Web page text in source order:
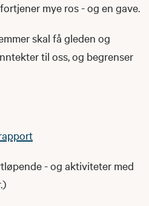
mye ros - og en gave.
skal få gleden og
til oss, og begrenser
- og aktiviteter med